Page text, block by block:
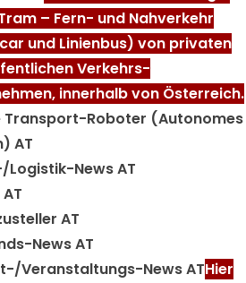
– Fern- und Nahverkehr
und Linienbus) von privaten
Verkehrs-
innerhalb von Österreich.
Transport-Roboter (Autonomes
AT
Logistik-News AT
AT
News AT
Veranstaltungs-News ATHier